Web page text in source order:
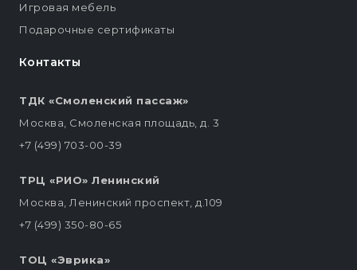
Контакты
ТДК «Смоленский пассаж»
Москва, Смоленская площадь, д. 3
+7 (499) 703-00-39
ТРЦ «РИО» Ленинский
Москва, Ленинский проспект, д.109
+7 (499) 350-80-65
ТОЦ «Эврика»
Игровая мебель
Подарочные сертификаты